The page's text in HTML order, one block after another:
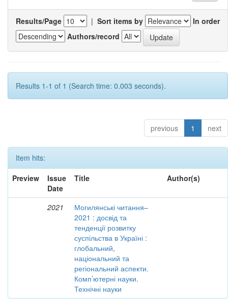
Results/Page | Sort items by
In order
Authors/record
Results 1-1 of 1 (Search time: 0.003 seconds).
previous 1 next
Item hits:
Preview
Issue
Date
Title Author(s)
2021
Могилянські читання–
2021 : досвід та
тенденції розвитку
суспільства в Україні :
глобальний,
національний та
регіональний аспекти.
Комп’ютерні науки.
Технічні науки